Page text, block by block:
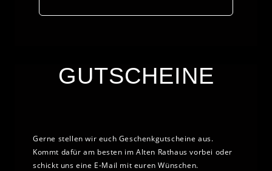
GUTSCHEINE
Gerne stellen wir euch Geschenkgutscheine aus.
Kommt dafür am besten im Alten Rathaus vorbei oder
schickt uns eine E-Mail mit euren Wünschen.